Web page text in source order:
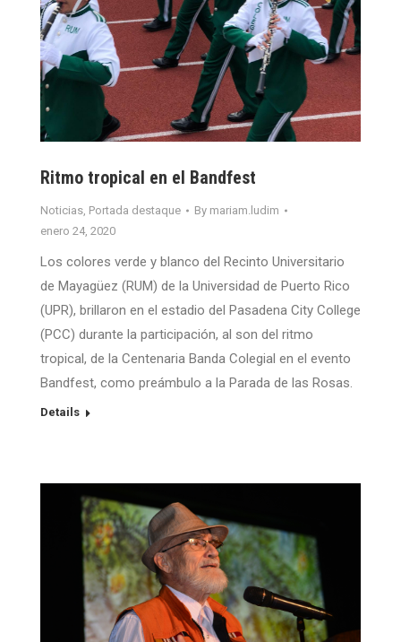
Ritmo tropical en el Bandfest
Noticias, Portada destaque By mariam.ludim
enero 24, 2020
Los colores verde y blanco del Recinto Universitario
de Mayagüez (RUM) de la Universidad de Puerto Rico
(UPR), brillaron en el estadio del Pasadena City College
(PCC) durante la participación, al son del ritmo
tropical, de la Centenaria Banda Colegial en el evento
Bandfest, como preámbulo a la Parada de las Rosas.
Details